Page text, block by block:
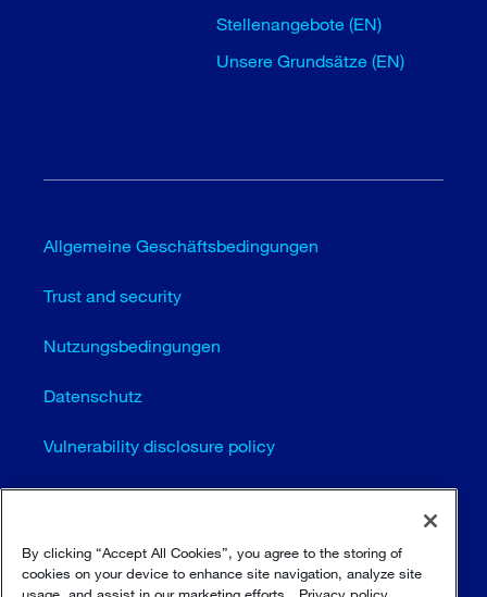
Stellenangebote (EN)
Unsere Grundsätze (EN)
Allgemeine Geschäftsbedingungen
Trust and security
Nutzungsbedingungen
Datenschutz
Vulnerability disclosure policy
Cookie-Einstellungen (EN)
Seitenübersicht
By clicking “Accept All Cookies”, you agree to the storing of
cookies on your device to enhance site navigation, analyze site